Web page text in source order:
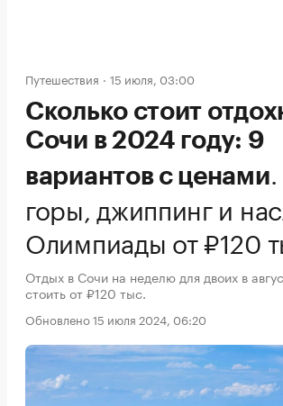
Путешествия 15 июля, 03:00
Сколько стоит
Сочи в 2024 году: 9
вариантов с ценами.
горы, джиппинг и
Олимпиады от ₽120
Отдых в Сочи на неделю для двоих в
стоить от ₽120 тыс.
Обновлено 15 июля 2024, 06:20